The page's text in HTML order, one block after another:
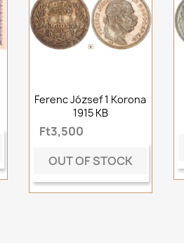
Ferenc József 1 Korona
1915 KB
Ft3,500
OUT OF STOCK